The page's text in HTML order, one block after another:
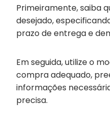
Primeiramente, saiba
desejado,
prazo de entrega e
Em seguida, utilize o
compra adequado,
informações
precisa.